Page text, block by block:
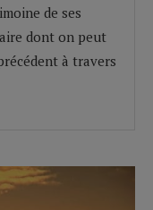
de ses
dont on peut
à travers